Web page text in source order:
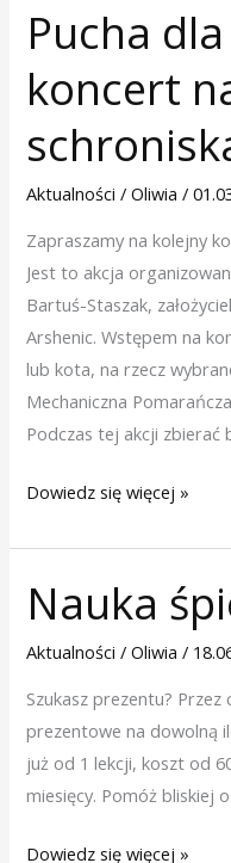
Pucha
koncert
Aktualności /Oliwia/
Zapraszamy na kolejny
Jest to akcja
Bartuś-Staszak,
Arshenic. Wstępem na
lub kota, na rzecz
Mechaniczna
Podczas tej akcji zbierać
Pucha
dla
Sierściucha,
na
Dowiedz się więcej »
Nauka
Aktualności /Oliwia/
Szukasz prezentu?
prezentowe na dowolną
już od 1 lekcji, koszt od
miesięcy. Pomóż bliskiej
Nauka
śpiewu
prezent
Dowiedz się więcej »